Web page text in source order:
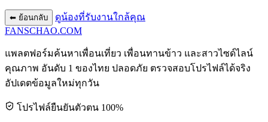
⬅ ย้อนกลับ
ดูน้องที่รับงานใกล้คุณ
FANSCHAO.COM
แพลตฟอร์มค้นหาเพื่อนเที่ยว เพื่อนทานข้าว และสาวไซด์ไลน์
คุณภาพ อันดับ 1 ของไทย ปลอดภัย ตรวจสอบโปรไฟล์ได้จริง
อัปเดตข้อมูลใหม่ทุกวัน
โปรไฟล์ยืนยันตัวตน 100%